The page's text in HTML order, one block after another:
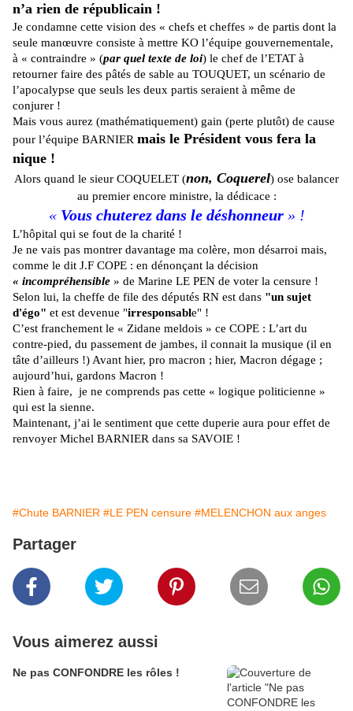
n’a rien de républicain !
Je condamne cette vision des « chefs et cheffes » de partis dont la
seule manœuvre consiste à mettre KO l’équipe gouvernementale,
à « contraindre » (par quel texte de loi) le chef de l’ETAT à
retourner faire des pâtés de sable au TOUQUET, un scénario de
l’apocalypse que seuls les deux partis seraient à même de
conjurer !
Mais vous aurez (mathématiquement) gain (perte plutôt) de cause
pour l’équipe BARNIER mais le Président vous fera la
nique !
Alors quand le sieur COQUELET (non, Coquerel) ose balancer
au premier encore ministre, la dédicace :
« Vous chuterez dans le déshonneur» !
L’hôpital qui se fout de la charité !
Je ne vais pas montrer davantage ma colère, mon désarroi mais,
comme le dit J.F COPE : en dénonçant la décision
« incompréhensible » de Marine LE PEN de voter la censure !
Selon lui, la cheffe de file des députés RN est dans "un sujet
d'égo" et est devenue "irresponsable" !
C’est franchement le « Zidane meldois » ce COPE : L’art du
contre-pied, du passement de jambes, il connait la musique (il en
tâte d’ailleurs !) Avant hier, pro macron ; hier, Macron dégage ;
aujourd’hui, gardons Macron !
Rien à faire, je ne comprends pas cette « logique politicienne »
qui est la sienne.
Maintenant, j’ai le sentiment que cette duperie aura pour effet de
renvoyer Michel BARNIER dans sa SAVOIE !
#Chute BARNIER #LE PEN censure #MELENCHON aux anges
Partager
Vous aimerez aussi
Ne pas CONFONDRE les rôles !